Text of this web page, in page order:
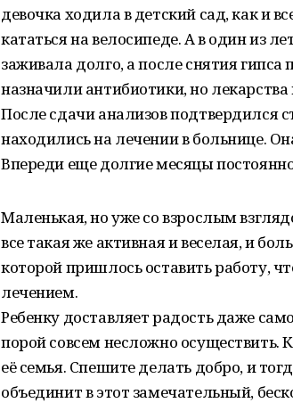
девочка ходила в детский сад, как и
кататься на велосипеде. А в один из
заживала долго, а после снятия
назначили антибиотики, но
После сдачи анализов подтвердился
находились на лечении в больнице.
Впереди еще долгие месяцы
Маленькая, но уже со взрослым
все такая же активная и веселая, и
которой пришлось оставить работу,
лечением.
Ребенку доставляет радость даже
порой совсем несложно осуществить.
её семья. Спешите делать добро, и
объединит в этот замечательный,